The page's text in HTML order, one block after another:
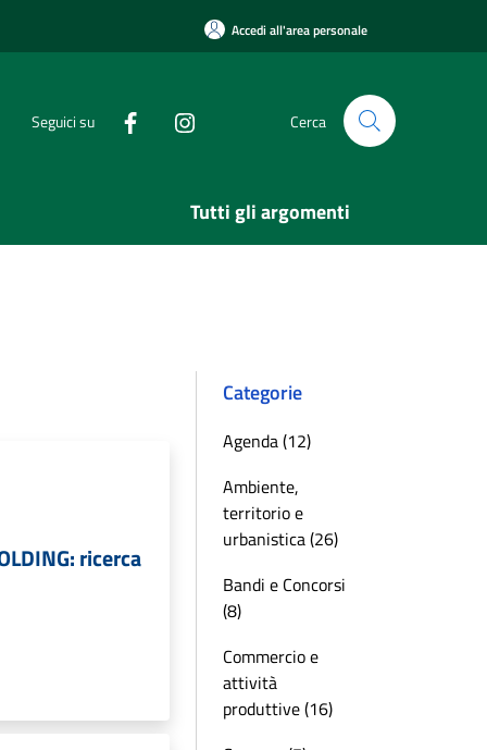
Accedi all'area personale
Seguici su Cerca
Tutti gli argomenti
ricerca
Categorie
Agenda (12)
Ambiente,
territorio e
urbanistica (26)
Bandi e Concorsi
(8)
Commercio e
attività
produttive (16)